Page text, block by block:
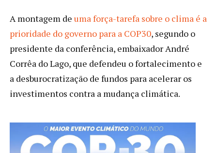
A montagem de uma força-tarefa sobre o clima é a
prioridade do governo para a COP30, segundo o
presidente da conferência, embaixador André
Corrêa do Lago, que defendeu o fortalecimento e
a desburocratização de fundos para acelerar os
investimentos contra a mudança climática.